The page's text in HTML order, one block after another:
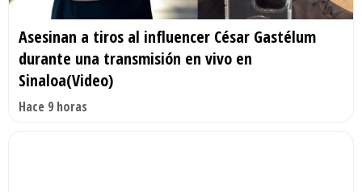
Asesinan a tiros al influencer César Gastélum
durante una transmisión en vivo en
Sinaloa(Video)
Hace 9 horas